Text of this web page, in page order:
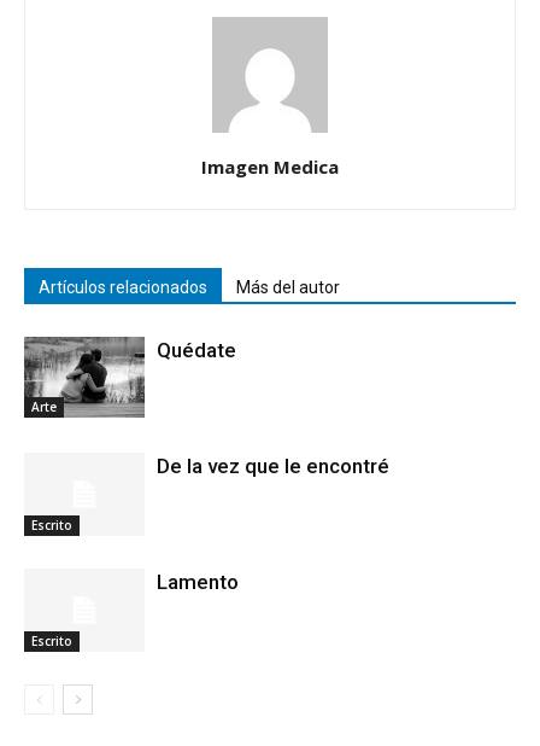
Imagen Medica
Artículos relacionados Más del autor
Arte
Quédate
Escrito
De la vez que le encontré
Escrito
Lamento